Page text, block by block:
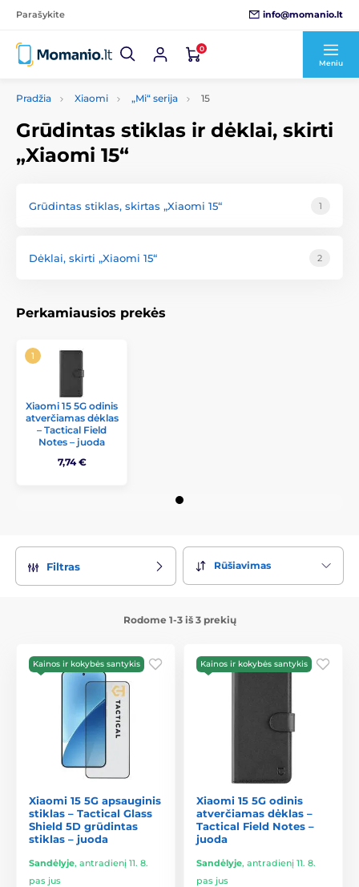
Parašykite info@momanio.lt
0
Meniu
Pradžia Xiaomi „Mi“ serija 15
Grūdintas stiklas ir dėklai, skirti
„Xiaomi 15“
Grūdintas stiklas, skirtas „Xiaomi 15“ 1
Dėklai, skirti „Xiaomi 15“ 2
Perkamiausios prekės
Xiaomi 15 5G odinis
atverčiamas dėklas
– Tactical Field
Notes – juoda
7,74 €
Filtras Rūšiavimas
Rodome 1-3 iš 3 prekių
Kainos ir kokybės santykis
Xiaomi 15 5G apsauginis
stiklas – Tactical Glass
Shield 5D grūdintas
stiklas – juoda
Sandėlyje, antradienį 11. 8.
pas jus
Kainos ir kokybės santykis
Xiaomi 15 5G odinis
atverčiamas dėklas –
Tactical Field Notes –
juoda
Sandėlyje, antradienį 11. 8.
pas jus